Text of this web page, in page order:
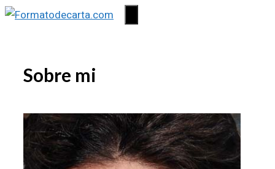
Saltar
Menú
Sobre mi